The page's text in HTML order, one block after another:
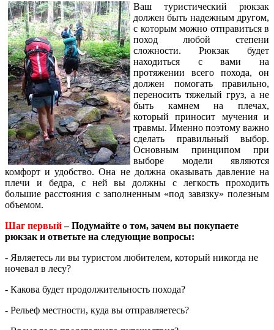
Ваш туристический рюкзак
должен быть надежным другом,
с которым можно отправиться в
поход любой степени
сложности. Рюкзак будет
находиться с вами на
протяжении всего похода, он
должен помогать правильно,
переносить тяжелый груз, а не
быть камнем на плечах,
который приносит мучения и
травмы. Именно поэтому важно
сделать правильный выбор.
Основным принципом при
выборе модели являются
комфорт и удобство.Она не должна оказывать давление на
плечи и бедра, с ней вы должны с легкость проходить
большие расстояния с заполненным «под завязку» полезным
объемом.
Шаг первый – Подумайте о том, зачем вы покупаете
рюкзак и ответьте на следующие вопросы:
- Являетесь ли вы туристом любителем, который никогда не
ночевал в лесу?
- Какова будет продолжительность похода?
- Рельеф местности, куда вы отправляетесь?